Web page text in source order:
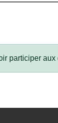
participer aux